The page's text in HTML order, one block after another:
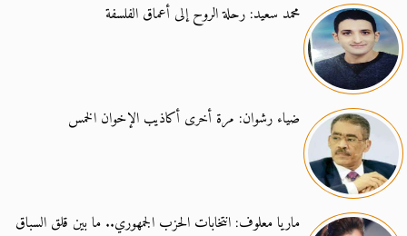
محمد سعيد: رحلة الروح إلى أعماق الفلسفة
ضياء رشوان: مرة أخرى أكاذيب الإخوان الخمس
ماريا معلوف: انتخابات الحزب الجمهوري.. ما بين قلق السباق